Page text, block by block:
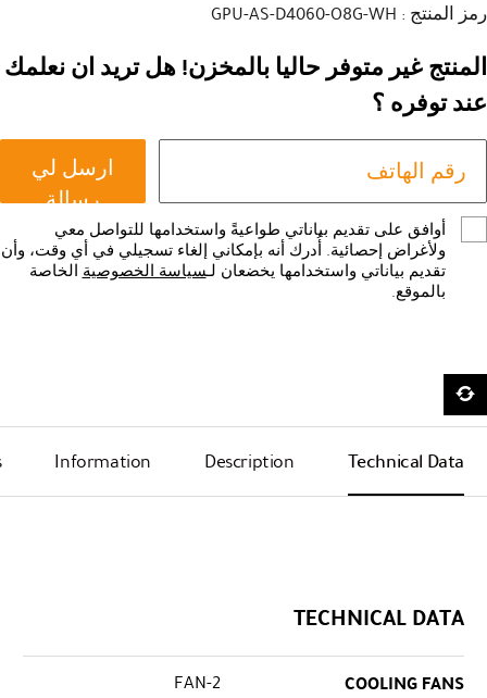
رمز المنتج : GPU-AS-D4060-O8G-WH
المنتج غير متوفر حاليا بالمخزن! هل تريد ان نعلمك
عند توفره ؟
ارسل لي
رسالة
أوافق على تقديم بياناتي طواعيةً واستخدامها للتواصل معي
ولأغراض إحصائية. أُدرك أنه بإمكاني إلغاء تسجيلي في أي وقت، وأن
تقديم بياناتي واستخدامها يخضعان لـسياسة الخصوصية الخاصة
بالموقع.
Technical Data
Description
Information
TECHNICAL DATA
COOLING FANS
2-FAN